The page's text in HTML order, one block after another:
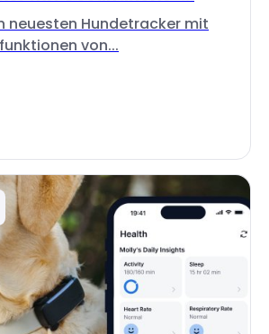
neuesten Hundetracker mit
von...